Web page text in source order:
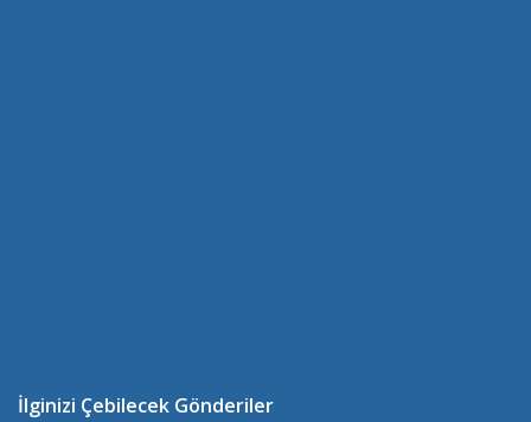
İlginizi Çebilecek Gönderiler